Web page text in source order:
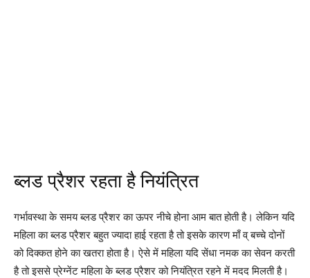
ब्लड प्रैशर रहता है नियंत्रित
गर्भावस्था के समय ब्लड प्रैशर का ऊपर नीचे होना आम बात होती है। लेकिन यदि
महिला का ब्लड प्रैशर बहुत ज्यादा हाई रहता है तो इसके कारण माँ व् बच्चे दोनों
को दिक्कत होने का खतरा होता है। ऐसे में महिला यदि सेंधा नमक का सेवन करती
है तो इससे प्रेग्नेंट महिला के ब्लड प्रैशर को नियंत्रित रहने में मदद मिलती है।